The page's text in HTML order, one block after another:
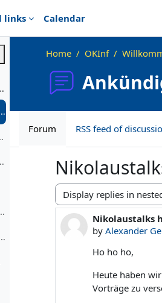
links
Calendar
in diesen Kurs)
Export)
Talks)
und freiwillig Melden
Home OKInf
Forum RSS feed of
Display mode
Nikolaustalks
by Alexander
Number of
Ho ho ho,
Heute haben
Vorträge zu